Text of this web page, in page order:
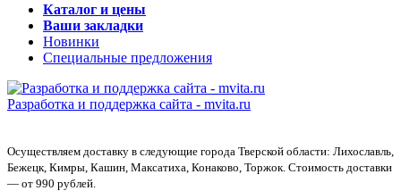
Каталог и цены
Ваши закладки
Новинки
Специальные предложения
Разработка и поддержка сайта - mvita.ru
Осуществляем доставку в следующие города Тверской области: Лихославль,
Бежецк, Кимры, Кашин, Максатиха, Конаково, Торжок. Стоимость доставки
— от 990 рублей.